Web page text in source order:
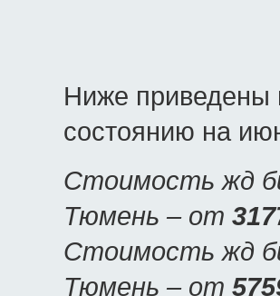
Ниже
состоянию на
Стоимость жд
Тюмень – от
Стоимость жд
Тюмень – от